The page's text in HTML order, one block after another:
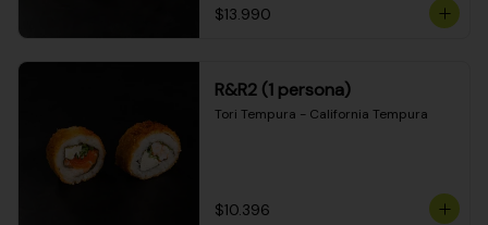
$13.990
R&R2 (1 persona)
Tori Tempura - California Tempura
$10.396